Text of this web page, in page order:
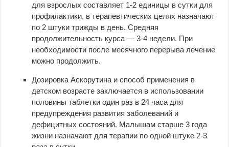
для взрослых составляет 1-2 единицы в сутки для
профилактики, в терапевтических целях назначают
по 2 штуки трижды в день. Средняя
продолжительность курса — 3-4 недели. При
необходимости после месячного перерыва лечение
можно продолжить.
Дозировка Аскорутина и способ применения в
детском возрасте заключается в использовании
половины таблетки один раз в 24 часа для
предупреждения развития заболеваний и
дефицитных состояний. Малышам старше 3 года
жизни назначают для терапии по одной штуке 2-3